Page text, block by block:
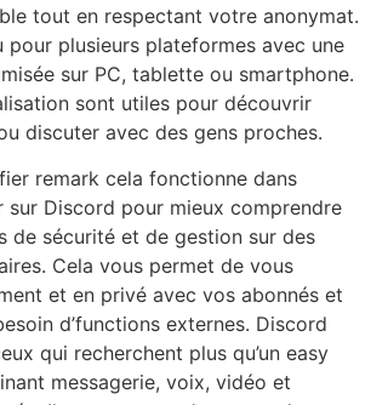
tout en respectant votre anonymat.
plusieurs plateformes avec une
sur PC, tablette ou smartphone.
sont utiles pour découvrir
discuter avec des gens proches.
remark cela fonctionne dans
sur Discord pour mieux comprendre
de sécurité et de gestion sur des
Cela vous permet de vous
et en privé avec vos abonnés et
d’functions externes. Discord
qui recherchent plus qu’un easy
messagerie, voix, vidéo et